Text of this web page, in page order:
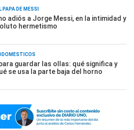
PAPÁ DE MESSI
adiós a Jorge Messi, en la intimidad y
hermetismo
guardar las ollas: qué significa y
se usa la parte baja del horno